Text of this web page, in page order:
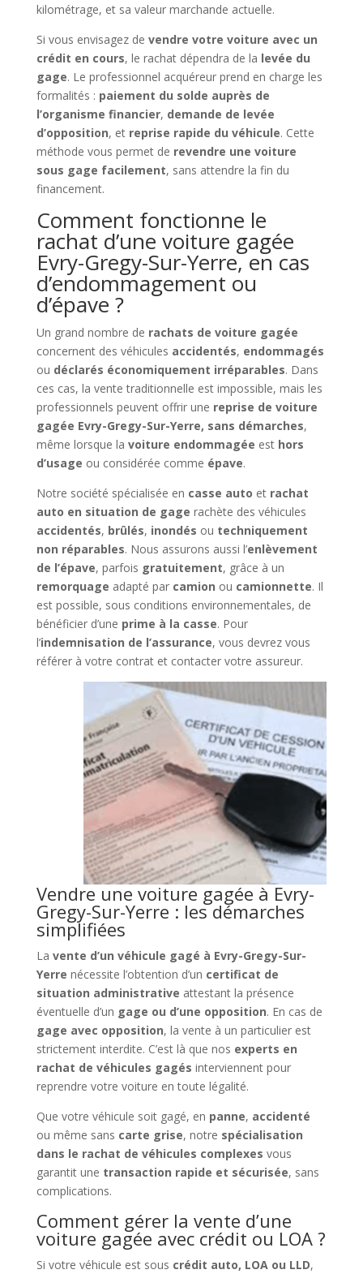
kilométrage, et sa valeur marchande actuelle.
Si vous envisagez de vendre votre voiture avec un
crédit en cours, le rachat dépendra de la levée du
gage. Le professionnel acquéreur prend en charge les
formalités : paiement du solde auprès de
l’organisme financier, demande de levée
d’opposition, et reprise rapide du véhicule. Cette
méthode vous permet de revendre une voiture
sous gage facilement, sans attendre la fin du
financement.
Comment fonctionne le
rachat d’une voiture gagée
Evry-Gregy-Sur-Yerre, en cas
d’endommagement ou
d’épave ?
Un grand nombre de rachats de voiture gagée
concernent des véhicules accidentés, endommagés
ou déclarés économiquement irréparables. Dans
ces cas, la vente traditionnelle est impossible, mais les
professionnels peuvent offrir une reprise de voiture
gagée Evry-Gregy-Sur-Yerre, sans démarches,
même lorsque la voiture endommagée est hors
d’usage ou considérée comme épave.
Notre société spécialisée en casse auto et rachat
auto en situation de gage rachète des véhicules
accidentés, brûlés, inondés ou techniquement
non réparables. Nous assurons aussi l’enlèvement
de l’épave, parfois gratuitement, grâce à un
remorquage adapté par camion ou camionnette. Il
est possible, sous conditions environnementales, de
bénéficier d’une prime à la casse. Pour
l’indemnisation de l’assurance, vous devrez vous
référer à votre contrat et contacter votre assureur.
Vendre une voiture gagée à Evry-
Gregy-Sur-Yerre : les démarches
simplifiées
La vente d’un véhicule gagé à Evry-Gregy-Sur-
Yerre nécessite l’obtention d’un certificat de
situation administrative attestant la présence
éventuelle d’un gage ou d’une opposition. En cas de
gage avec opposition, la vente à un particulier est
strictement interdite. C’est là que nos experts en
rachat de véhicules gagés interviennent pour
reprendre votre voiture en toute légalité.
Que votre véhicule soit gagé, en panne, accidenté
ou même sans carte grise, notre spécialisation
dans le rachat de véhicules complexes vous
garantit une transaction rapide et sécurisée, sans
complications.
Comment gérer la vente d’une
voiture gagée avec crédit ou LOA ?
Si votre véhicule est sous crédit auto, LOA ou LLD,